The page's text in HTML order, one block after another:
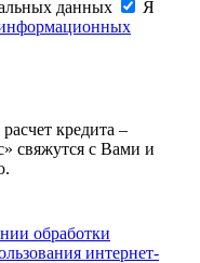
данных
Я
кредита –
свяжутся с Вами и
обработки
интернет-